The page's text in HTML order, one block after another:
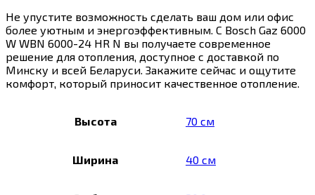
Не упустите возможность сделать ваш дом или офис
более уютным и энергоэффективным. С Bosch Gaz 6000
W WBN 6000-24 HR N вы получаете современное
решение для отопления, доступное с доставкой по
Минску и всей Беларуси. Закажите сейчас и ощутите
комфорт, который приносит качественное отопление.
Высота 70 см
Ширина 40 см